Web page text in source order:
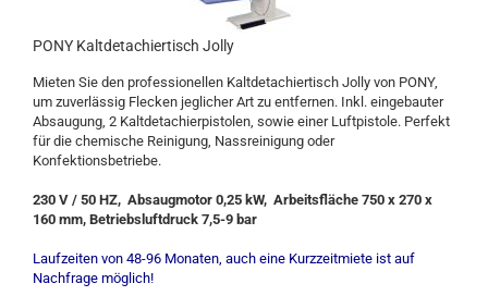
PONY Kaltdetachiertisch Jolly
Mieten Sie den professionellen Kaltdetachiertisch Jolly von PONY,
um zuverlässig Flecken jeglicher Art zu entfernen. Inkl. eingebauter
Absaugung, 2 Kaltdetachierpistolen, sowie einer Luftpistole. Perfekt
für die chemische Reinigung, Nassreinigung oder
Konfektionsbetriebe.
230 V / 50 HZ, Absaugmotor 0,25 kW, Arbeitsfläche 750 x 270 x
160 mm, Betriebsluftdruck 7,5-9 bar
Laufzeiten von 48-96 Monaten, auch eine Kurzzeitmiete ist auf
Nachfrage möglich!